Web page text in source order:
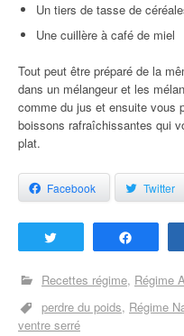
Un tiers de tasse de
Une cuillère à café de miel
Tout peut être préparé de la
dans un mélangeur et les
comme du jus et ensuite vous
boissons rafraîchissantes qui
plat.
Facebook Twitter
Recettes régime Régime
perdre du poids Régime
ventre serré